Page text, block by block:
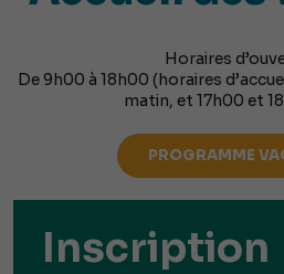
Horaires
De 9h00 à 18h00 (horaires
matin, et 17h00 et
PROGRAMME
Inscription